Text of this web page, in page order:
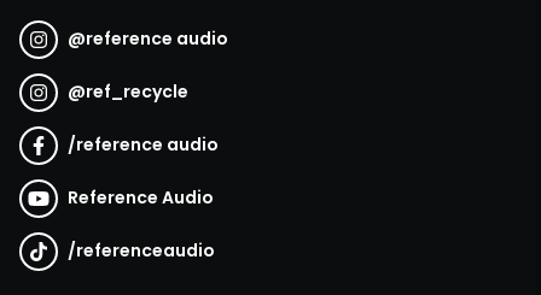
@reference audio
@ref_recycle
/reference audio
Reference Audio
/referenceaudio